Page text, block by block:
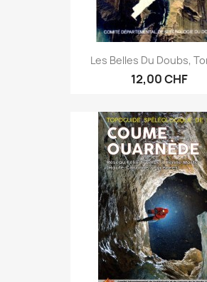
Les Belles Du Doubs,
12,00 CHF